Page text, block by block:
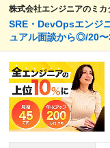
株式会社エンジニアのミカ
SRE・DevOpsエンジ
ュアル面談から◎/20